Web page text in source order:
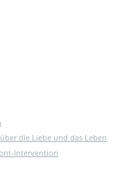
die Liebe und das Leben
Intervention